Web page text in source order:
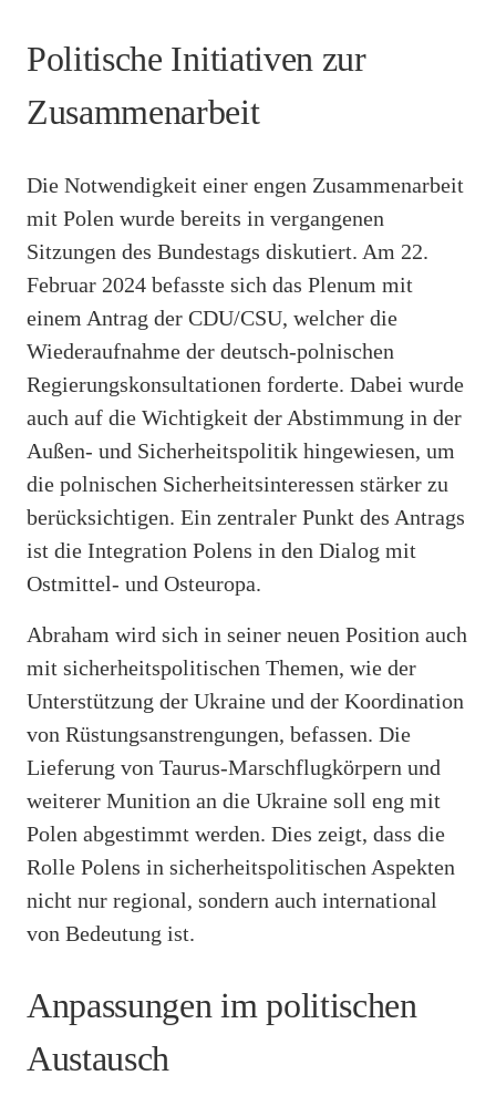
Politische Initiativen zur
Zusammenarbeit
Die Notwendigkeit einer engen Zusammenarbeit
mit Polen wurde bereits in vergangenen
Sitzungen des Bundestags diskutiert. Am 22.
Februar 2024 befasste sich das Plenum mit
einem Antrag der CDU/CSU, welcher die
Wiederaufnahme der deutsch-polnischen
Regierungskonsultationen forderte. Dabei wurde
auch auf die Wichtigkeit der Abstimmung in der
Außen- und Sicherheitspolitik hingewiesen, um
die polnischen Sicherheitsinteressen stärker zu
berücksichtigen. Ein zentraler Punkt des Antrags
ist die Integration Polens in den Dialog mit
Ostmittel- und Osteuropa.
Abraham wird sich in seiner neuen Position auch
mit sicherheitspolitischen Themen, wie der
Unterstützung der Ukraine und der Koordination
von Rüstungsanstrengungen, befassen. Die
Lieferung von Taurus-Marschflugkörpern und
weiterer Munition an die Ukraine soll eng mit
Polen abgestimmt werden. Dies zeigt, dass die
Rolle Polens in sicherheitspolitischen Aspekten
nicht nur regional, sondern auch international
von Bedeutung ist.
Anpassungen im politischen
Austausch